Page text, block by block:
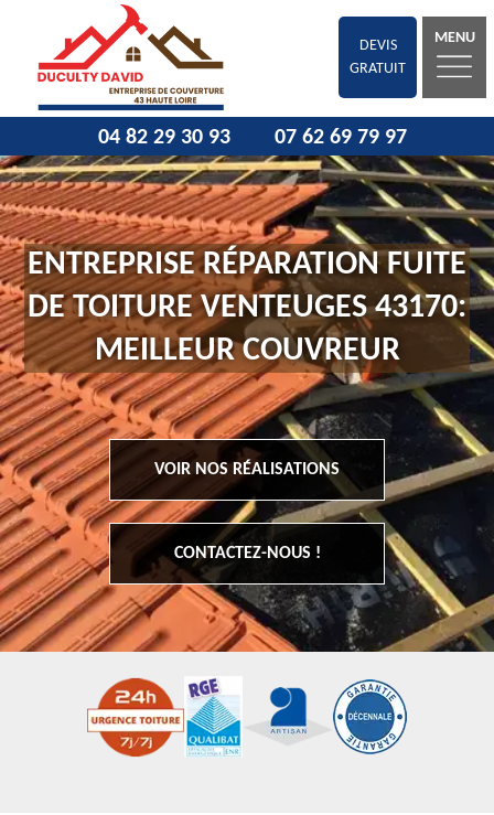
DEVIS
GRATUIT
MENU
04 82 29 30 93 07 62 69 79 97
ENTREPRISE RÉPARATION FUITE
DE TOITURE VENTEUGES 43170:
MEILLEUR COUVREUR
VOIR NOS RÉALISATIONS
CONTACTEZ-NOUS !